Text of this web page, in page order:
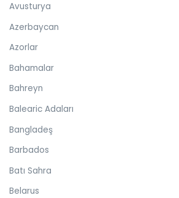
Avusturya
Azerbaycan
Azorlar
Bahamalar
Bahreyn
Balearic Adaları
Bangladeş
Barbados
Batı Sahra
Belarus